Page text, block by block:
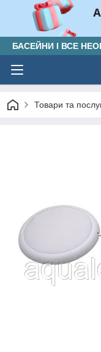
БАСЕЙНИ І ВСЕ
Товари та